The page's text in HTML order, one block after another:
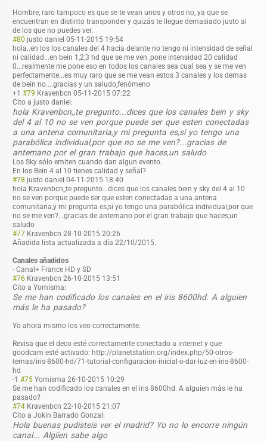
Hombre, raro tampoco es que se te vean unos y otros no, ya que se
encuentran en distinto transponder y quizás te llegue demasiado justo al
de los que no puedes ver.
#80 justo daniel 05-11-2015 19:54
hola..en los los canales del 4 hacia delante no tengo ni intensidad de señal
ni calidad...en bein 1,2,3 hd que se me ven ,pone intensidad 20 calidad
0...realmente me pone eso en todos los canales sea cual sea y se me ven
perfectamente...es muy raro que se me vean estos 3 canales y los demas
de bein no....gracias y un saludo,fenómeno
+1 #79 Kravenbcn 05-11-2015 07:22
Cito a justo daniel:
hola Kravenbcn,,te pregunto...dices que los canales bein y sky
del 4 al 10 no se ven porque puede ser que esten conectadas
a una antena comunitaria,y mi pregunta es,si yo tengo una
parabólica individual,por que no se me ven?...gracias de
antemano por el gran trabajo que haces,un saludo
Los Sky sólo emiten cuando dan algun evento.
En los Bein 4 al 10 tienes calidad y señal?
#78 justo daniel 04-11-2015 18:40
hola Kravenbcn,,te pregunto...dices que los canales bein y sky del 4 al 10
no se ven porque puede ser que esten conectadas a una antena
comunitaria,y mi pregunta es,si yo tengo una parabólica individual,por que
no se me ven?...gracias de antemano por el gran trabajo que haces,un
saludo
#77 Kravenbcn 28-10-2015 20:26
Añadida lista actualizada a día 22/10/2015.
Canales añadidos
- Canal+ France HD y SD
#76 Kravenbcn 26-10-2015 13:51
Cito a Yomisma:
Se me han codificado los canales en el iris 8600hd. A alguien
más le ha pasado?
Yo ahora mismo los veo correctamente.
Revisa que el deco esté correctamente conectado a internet y que
goodcam esté activado: http://planetstation.org/index.php/50-otros-
temas/iris-8600-hd/71-tutorial-configuracion-inicial-o-dar-luz-en-iris-8600-
hd
-1 #75 Yomisma 26-10-2015 10:29
Se me han codificado los canales en el iris 8600hd. A alguien más le ha
pasado?
#74 Kravenbcn 22-10-2015 21:07
Cito a Jokin Barrado Gonzal:
Hola buenas pudisteis ver el madrid? Yo no lo encorre ningún
canal... Algiien sabe algo